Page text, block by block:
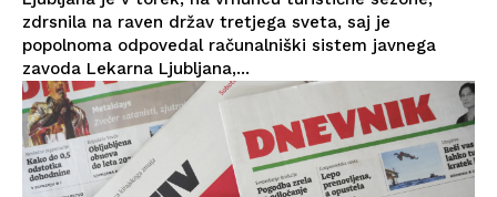
zdrsnila na raven držav tretjega sveta, saj je
popolnoma odpovedal računalniški sistem javnega
zavoda Lekarna Ljubljana,...